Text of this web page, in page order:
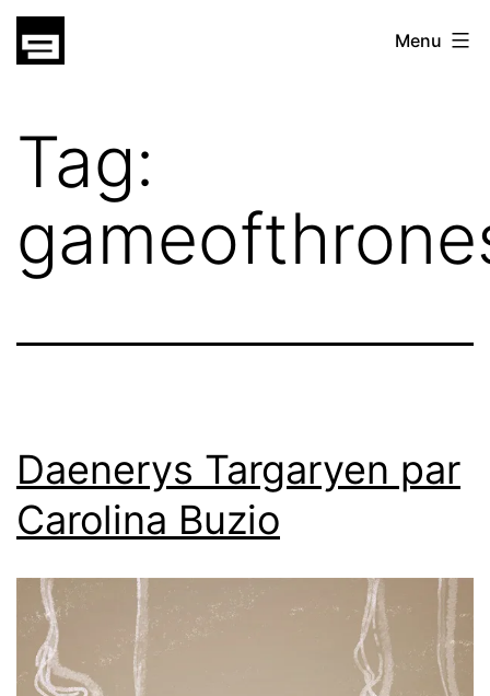
Skip
gatsu
Menu
Tag:
Daenerys Targaryen par
Carolina Buzio